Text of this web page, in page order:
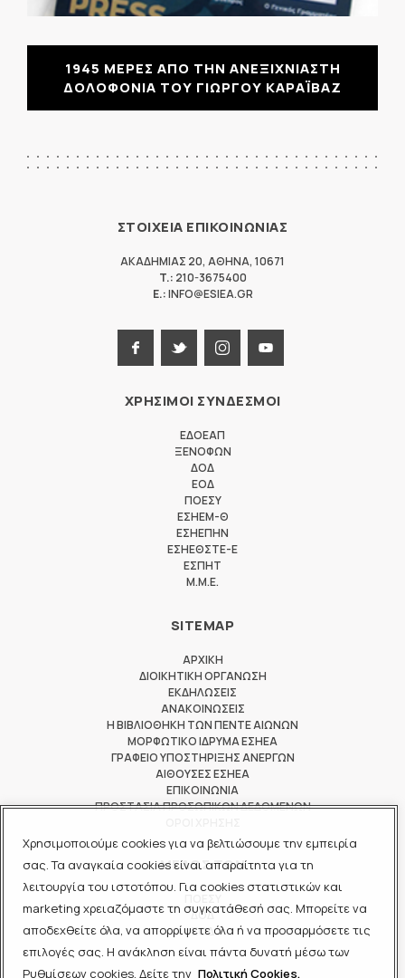
Χρησιμοποιούμε cookies για να βελτιώσουμε την εμπειρία
σας. Τα αναγκαία cookies είναι απαραίτητα για τη
λειτουργία του ιστοτόπου. Για cookies στατιστικών και
marketing χρειαζόμαστε τη συγκατάθεσή σας. Μπορείτε να
αποδεχθείτε όλα, να απορρίψετε όλα ή να προσαρμόσετε τις
επιλογές σας. Η ανάκληση είναι πάντα δυνατή μέσω των
Ρυθμίσεων cookies. Δείτε την Πολιτική Cookies.
1945 ΜΕΡΕΣ ΑΠΟ ΤΗΝ ΑΝΕΞΙΧΝΙΑΣΤΗ
ΔΟΛΟΦΟΝΙΑ ΤΟΥ ΓΙΩΡΓΟΥ ΚΑΡΑΪΒΑΖ
ΣΤΟΙΧΕΙΑ ΕΠΙΚΟΙΝΩΝΙΑΣ
ΑΚΑΔΗΜΙΑΣ 20, ΑΘΗΝΑ, 10671
T.: 210-3675400
E.:INFO@ESIEA.GR
ΧΡΗΣΙΜΟΙ ΣΥΝΔΕΣΜΟΙ
ΕΔΟΕΑΠ
ΞΕΝΟΦΩΝ
ΔΟΔ
ΕΟΔ
ΠΟΕΣΥ
ΕΣΗΕΜ-Θ
ΕΣΗΕΠΗΝ
ΕΣΗΕΘΣΤΕ-Ε
ΕΣΠΗΤ
M.M.E.
SITEMAP
ΑΡΧΙΚΗ
ΔΙΟΙΚΗΤΙΚΗ ΟΡΓΑΝΩΣΗ
ΕΚΔΗΛΩΣΕΙΣ
ΑΝΑΚΟΙΝΩΣΕΙΣ
Η ΒΙΒΛΙΟΘΗΚΗ ΤΩΝ ΠΕΝΤΕ ΑΙΩΝΩΝ
ΜΟΡΦΩΤΙΚΟ ΙΔΡΥΜΑ ΕΣΗΕΑ
ΓΡΑΦΕΙΟ ΥΠΟΣΤΗΡΙΞΗΣ ΑΝΕΡΓΩΝ
ΑΙΘΟΥΣΕΣ ΕΣΗΕΑ
ΕΠΙΚΟΙΝΩΝΙΑ
ΠΡΟΣΤΑΣΙΑ ΠΡΟΣΩΠΙΚΩΝ ΔΕΔΟΜΕΝΩΝ
ΜΕΛΟΣ ΤΩΝ
ΔΟΔ
ΕΟΔ